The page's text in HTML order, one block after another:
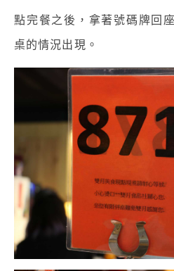
點完餐之後，拿著號碼牌回
桌的情況出現。